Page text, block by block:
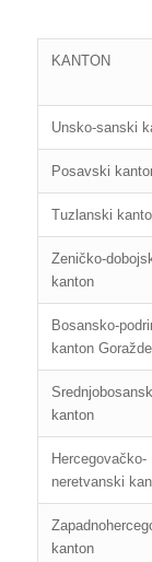
KANTON
Unsko-sanski
Posavski
Tuzlanski
Zeničko-
kanton
Bosansko-
kanton Goražde
kanton
Hercegovačko-
neretvanski
kanton